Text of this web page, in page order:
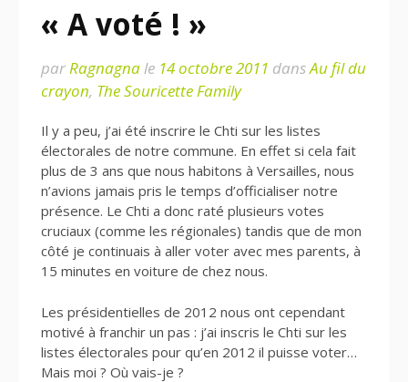
« A voté ! »
parRagnagnale 14 octobre 2011 dansAu fil du
crayon, The Souricette Family
Il y a peu, j’ai été inscrire le Chti sur les listes
électorales de notre commune. En effet si cela fait
plus de 3 ans que nous habitons à Versailles, nous
n’avions jamais pris le temps d’officialiser notre
présence. Le Chti a donc raté plusieurs votes
cruciaux (comme les régionales) tandis que de mon
côté je continuais à aller voter avec mes parents, à
15 minutes en voiture de chez nous.
Les présidentielles de 2012 nous ont cependant
motivé à franchir un pas : j’ai inscris le Chti sur les
listes électorales pour qu’en 2012 il puisse voter…
Mais moi ? Où vais-je ?